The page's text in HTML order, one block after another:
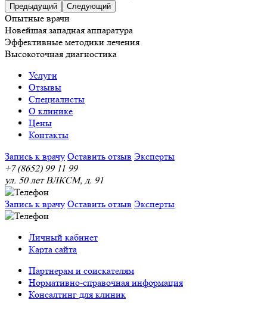
Предыдущий Следующий
Опытные врачи
Новейшая западная аппаратура
Эффективные методики лечения
Высокоточная диагностика
Услуги
Отзывы
Специалисты
О клинике
Цены
Контакты
Запись к врачу Оставить отзыв Эксперты
+7 (8652) 99 11 99
ул. 50 лет ВЛКСМ, д. 91
Запись к врачу Оставить отзыв Эксперты
Личный кабинет
Карта сайта
Партнерам и соискателям
Нормативно-справочная информация
Консалтинг для клиник